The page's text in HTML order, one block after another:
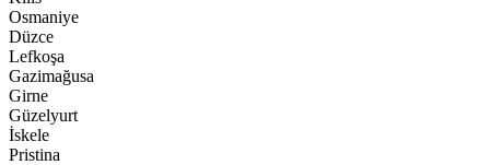
Osmaniye
Düzce
Lefkoşa
Gazimağusa
Girne
Güzelyurt
İskele
Pristina